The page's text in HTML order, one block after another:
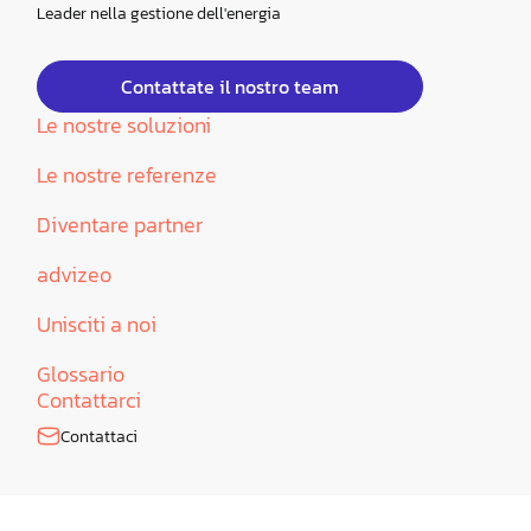
Leader nella gestione dell'energia
Contattate il nostro team
Le nostre soluzioni
Le nostre referenze
Diventare partner
advizeo
Unisciti a noi
Glossario
Contattarci
Contattaci